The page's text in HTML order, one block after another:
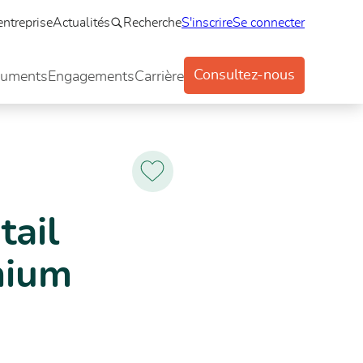
Actualités RechercheS'inscrireSe connecter
EngagementsCarrière Consultez-nous
Ajoutez